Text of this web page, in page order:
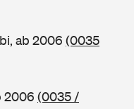
ab 2006 (0035
2006 (0035 /